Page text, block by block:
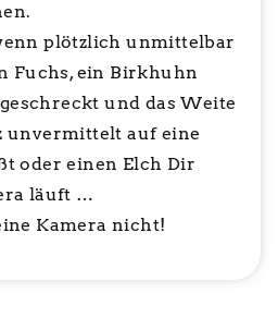
plötzlich unmittelbar
Fuchs, ein Birkhuhn
und das Weite
unvermittelt auf eine
oder einen Elch Dir
läuft …
Kamera nicht!